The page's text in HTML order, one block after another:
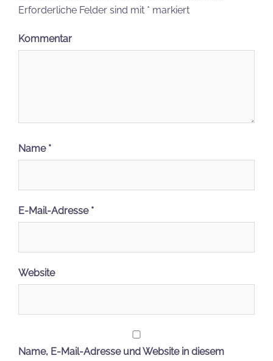
Erforderliche Felder sind mit * markiert
Kommentar
Name *
E-Mail-Adresse *
Website
Name, E-Mail-Adresse und Website in diesem